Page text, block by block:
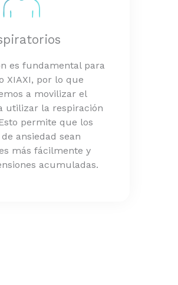
es fundamental para
XIAXI, por lo que
a movilizar el
utilizar la respiración
permite que los
ansiedad sean
más fácilmente y
acumuladas.